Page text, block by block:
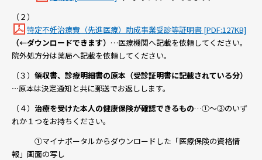
（２）
特定不妊治療費（先進医療）助成事業受診等証明書 [PDF:127KB]
（←ダウンロードできます） …医療機関へ記載を依頼してください。
院外処方分は薬局へ記載を依頼してください。
（３） 領収書、診療明細書の原本（受診証明書に記載されている分）
…原本は決定通知と共に郵送でお返しします。
（４） 治療を受けた本人の健康保険が確認できるもの…①～③のいず
れか１つをお持ちください。
①マイナポータルからダウンロードした「医療保険の資格情
報」画面の写し